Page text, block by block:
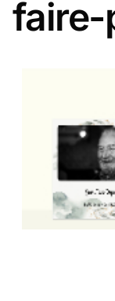
faire-